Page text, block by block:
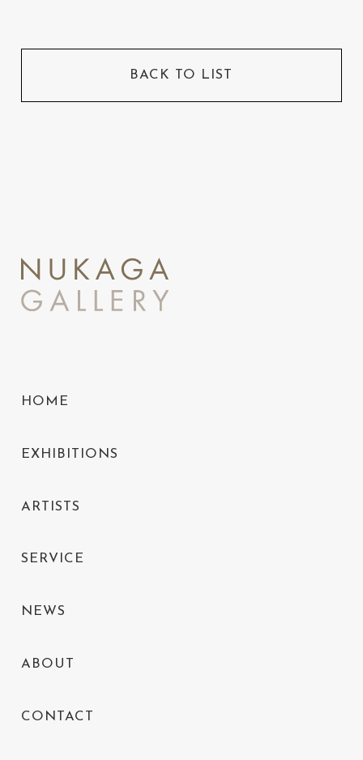
BACK TO LIST
HOME
EXHIBITIONS
ARTISTS
SERVICE
NEWS
ABOUT
CONTACT